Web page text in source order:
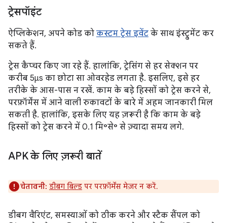
ट्रेसपॉइंट
ऐप्लिकेशन, अपने कोड को कस्टम ट्रेस इवेंट के साथ इंस्ट्रुमेंट कर
सकते हैं.
ट्रेस कैप्चर किए जा रहे हैं. हालांकि, ट्रेसिंग से हर सेक्शन पर
करीब 5μs का छोटा सा ओवरहेड लगता है. इसलिए, इसे हर
तरीके के आस-पास न रखें. काम के बड़े हिस्सों को ट्रेस करने से,
परफ़ॉर्मेंस में आने वाली रुकावटों के बारे में अहम जानकारी मिल
सकती है. हालांकि, इसके लिए यह ज़रूरी है कि काम के बड़े
हिस्सों को ट्रेस करने में 0.1 मि॰से॰ से ज़्यादा समय लगे.
APK के लिए ज़रूरी बातें
चेतावनी: डीबग बिल्ड पर परफ़ॉर्मेंस मेज़र न करें.
डीबग वैरिएंट, समस्याओं को ठीक करने और स्टैक सैंपल को